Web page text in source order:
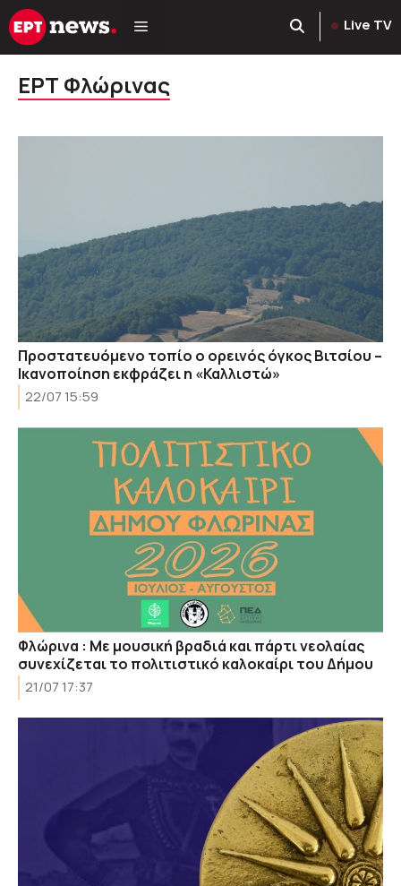
Μετάβαση
σε
Live TV
ΕΡΤ Φλώρινας
Προστατευόμενο τοπίο ο ορεινός όγκος Βιτσίου –
Ικανοποίηση εκφράζει η «Καλλιστώ»
22/07 15:59
Φλώρινα : Με μουσική βραδιά και πάρτι νεολαίας
συνεχίζεται το πολιτιστικό καλοκαίρι του Δήμου
21/07 17:37